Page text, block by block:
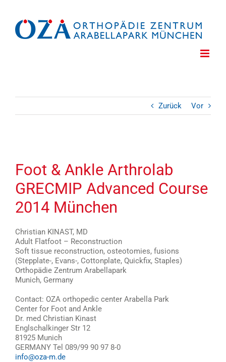
springen
Zurück Vor
Bild
Foot & Ankle Arthrolab
GRECMIP Advanced Course
2014 München
Christian KINAST, MD
Adult Flatfoot – Reconstruction
Soft tissue reconstruction, osteotomies, fusions
(Stepplate-, Evans-, Cottonplate, Quickfix, Staples)
Orthopädie Zentrum Arabellapark
Munich, Germany
Contact: OZA orthopedic center Arabella Park
Center for Foot and Ankle
Dr. med Christian Kinast
Englschalkinger Str 12
81925 Munich
GERMANY Tel 089/99 90 97 8-0
info@oza-m.de